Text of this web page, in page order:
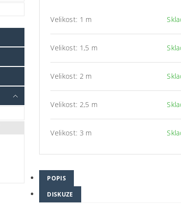
Velikost: 1 m
Velikost: 1,5 m
Velikost: 2 m
Velikost: 2,5 m
Velikost: 3 m
POPIS
DISKUZE